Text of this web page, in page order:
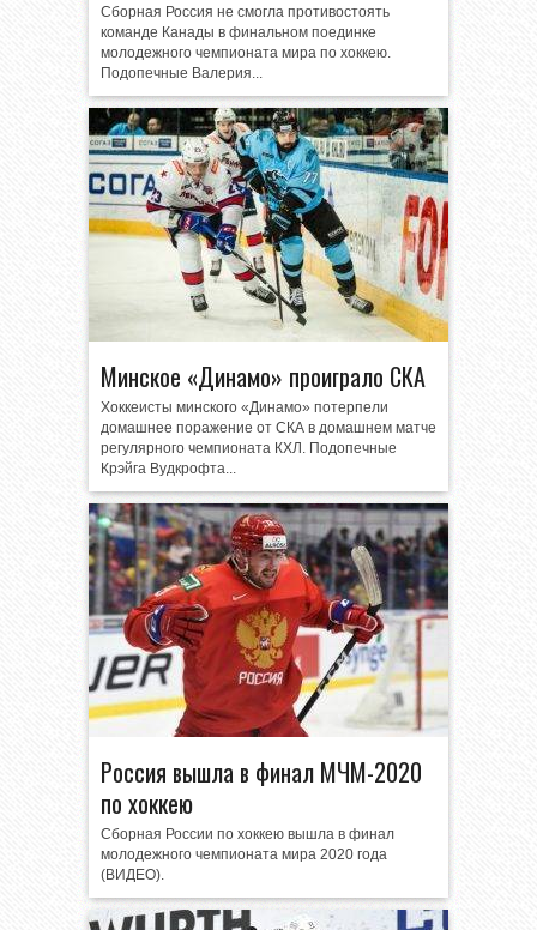
Сборная Россия не смогла противостоять
команде Канады в финальном поединке
молодежного чемпионата мира по хоккею.
Подопечные Валерия...
Минское «Динамо» проиграло СКА
Хоккеисты минского «Динамо» потерпели
домашнее поражение от СКА в домашнем матче
регулярного чемпионата КХЛ. Подопечные
Крэйга Вудкрофта...
Россия вышла в финал МЧМ-2020
по хоккею
Сборная России по хоккею вышла в финал
молодежного чемпионата мира 2020 года
(ВИДЕО).